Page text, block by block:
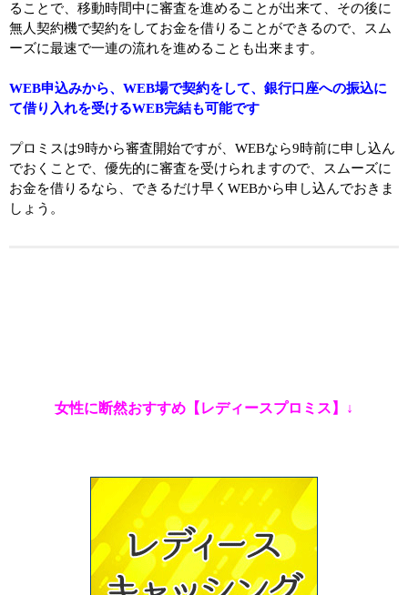
ることで、移動時間中に審査を進めることが出来て、その後に
無人契約機で契約をしてお金を借りることができるので、スム
ーズに最速で一連の流れを進めることも出来ます。
WEB申込みから、WEB場で契約をして、銀行口座への振込に
て借り入れを受けるWEB完結も可能です
プロミスは9時から審査開始ですが、WEBなら9時前に申し込ん
でおくことで、優先的に審査を受けられますので、スムーズに
お金を借りるなら、できるだけ早くWEBから申し込んでおきま
しょう。
女性に断然おすすめ【レディースプロミス】↓